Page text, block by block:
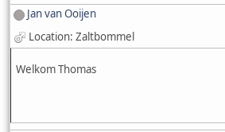
Jan van Ooijen
Location: Zaltbommel
Welkom Thomas